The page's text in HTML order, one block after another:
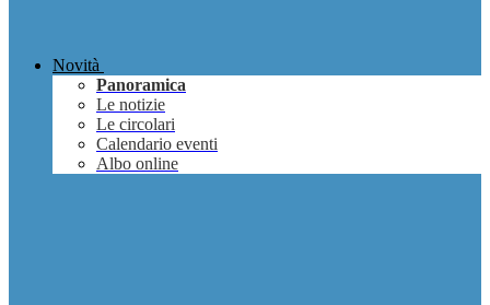
Novità
Panoramica
Le notizie
Le circolari
Calendario eventi
Albo online